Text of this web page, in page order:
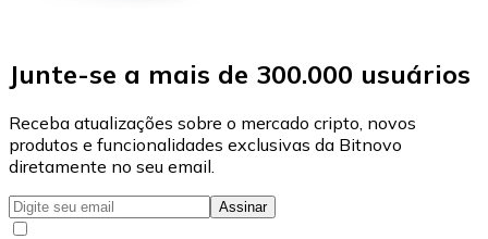
Junte-se a mais de 300.000 usuários
Receba atualizações sobre o mercado cripto, novos
produtos e funcionalidades exclusivas da Bitnovo
diretamente no seu email.
Assinar